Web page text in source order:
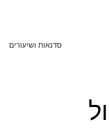
סדנאות ושיעורים